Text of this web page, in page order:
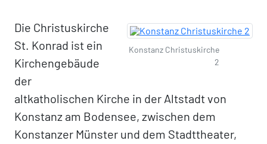
Konstanz Christuskirche
2
Die Christuskirche
St. Konrad ist ein
Kirchengebäude
der
altkatholischen Kirche in der Altstadt von
Konstanz am Bodensee, zwischen dem
Konstanzer Münster und dem Stadttheater,